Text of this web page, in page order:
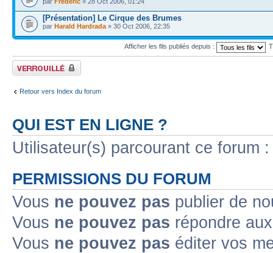
[Présentation] Le Cirque des Brumes
par Harald Hardrada » 30 Oct 2006, 22:35
Afficher les fils publiés depuis :
Forum verrouillé
Retour vers Index du forum
QUI EST EN LIGNE ?
Utilisateur(s) parcourant ce forum
PERMISSIONS DU FORUM
Vous ne pouvez pas publier de
Vous ne pouvez pas répondre
Vous ne pouvez pas éditer vos